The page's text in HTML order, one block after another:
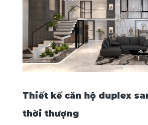
Thiết kế căn hộ duplex
thời thượng